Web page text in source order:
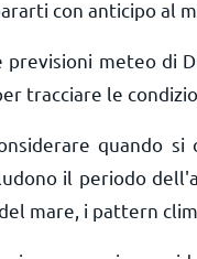
con anticipo al
meteo di
tracciare le
quando
il periodo
mare, i pattern